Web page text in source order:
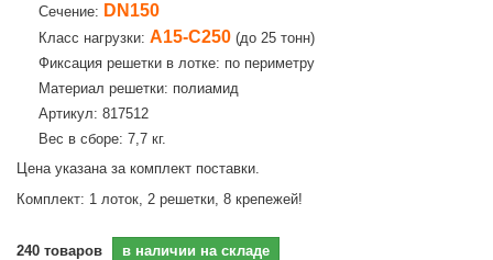
Сечение: DN150
Класс нагрузки: A15-C250 (до 25 тонн)
Фиксация решетки в лотке: по периметру
Материал решетки: полиамид
Артикул: 817512
Вес в сборе: 7,7 кг.
Цена указана за комплект поставки.
Комплект: 1 лоток, 2 решетки, 8 крепежей!
240 товаров в наличии на складе